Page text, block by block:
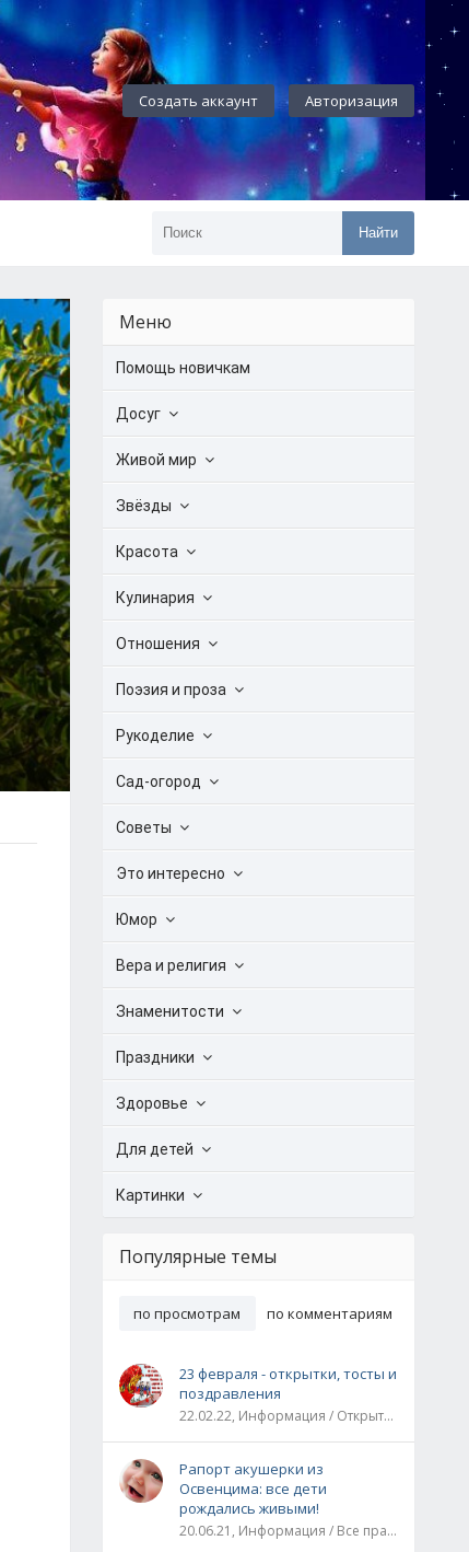
Создать аккаунт Авторизация
Найти
Меню
Помощь новичкам
Досуг
Живой мир
Звёзды
Красота
Кулинария
Отношения
Поэзия и проза
Рукоделие
Сад-огород
Советы
Это интересно
Юмор
Вера и религия
Знаменитости
Праздники
Здоровье
Для детей
Картинки
Популярные темы
по просмотрам по комментариям
23 февраля - открытки, тосты и
поздравления
22.02.22, Информация / Открытки / Все праздники
Рапорт акушерки из
Освенцима: все дети
рождались живыми!
20.06.21, Информация / Все праздники / Рассказы и истории